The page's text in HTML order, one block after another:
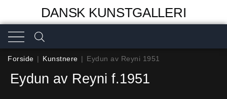
DANSK KUNSTGALLERI
Forside | Kunstnere | Eydun av Reyni 1951
Eydun av Reyni f.1951